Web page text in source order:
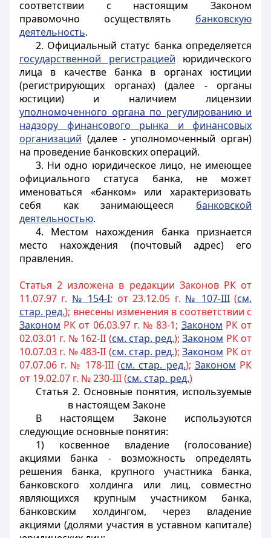
соответствии с настоящим Законом
правомочно осуществлять банковскую
деятельность.
2. Официальный статус банка определяется
государственной регистрацией юридического
лица в качестве банка в органах юстиции
(регистрирующих органах) (далее - органы
юстиции) и наличием лицензии
уполномоченного органа по регулированию и
надзору финансового рынка и финансовых
организаций (далее - уполномоченный орган)
на проведение банковских операций.
3. Ни одно юридическое лицо, не имеющее
официального статуса банка, не может
именоваться «банком» или характеризовать
себя как занимающееся банковской
деятельностью.
4. Местом нахождения банка признается
место нахождения (почтовый адрес) его
правления.
Статья 2 изложена в редакции Законов РК от
11.07.97 г. № 154-I; от 23.12.05 г. № 107-III(см.
стар. ред.); внесены изменения в соответствии с
Законом РК от 06.03.97 г. № 83-1; Законом РК от
02.03.01 г. № 162-II (см. стар. ред.);Законом РК от
10.07.03 г. № 483-II (см. стар. ред.);Законом РК от
07.07.06 г. № 178-III (см. стар. ред.); Законом РК
от 19.02.07 г. № 230-III (см. стар. ред.)
Статья 2. Основные понятия, используемые
в настоящем Законе
В настоящем Законе используются
следующие основные понятия:
1) косвенное владение (голосование)
акциями банка - возможность определять
решения банка, крупного участника банка,
банковского холдинга или лиц, совместно
являющихся крупным участником банка,
банковским холдингом, через владение
акциями (долями участия в уставном капитале)